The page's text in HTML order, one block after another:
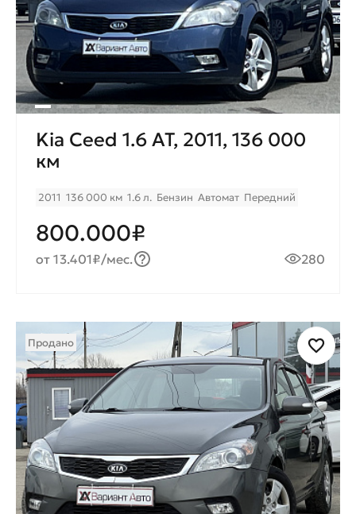
Kia Ceed 1.6 AT, 2011, 136 000
км
2011 136 000 км 1.6 л. Бензин Автомат Передний
800.000₽
от 13.401₽/мес. 280
Продано